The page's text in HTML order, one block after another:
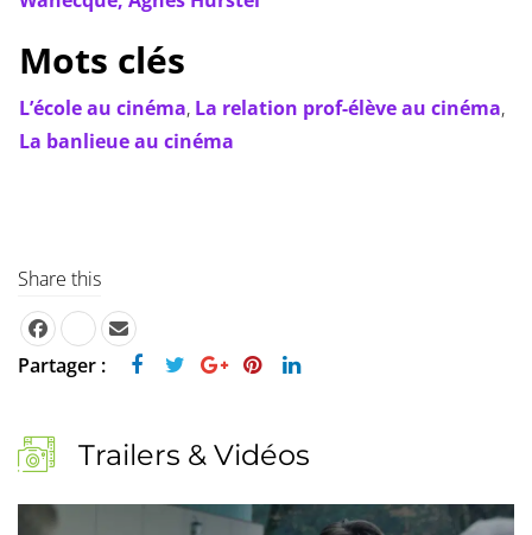
Mots clés
L’école au cinéma, La relation prof-élève au cinéma,
La banlieue au cinéma
Share this
Partager :
Trailers & Vidéos